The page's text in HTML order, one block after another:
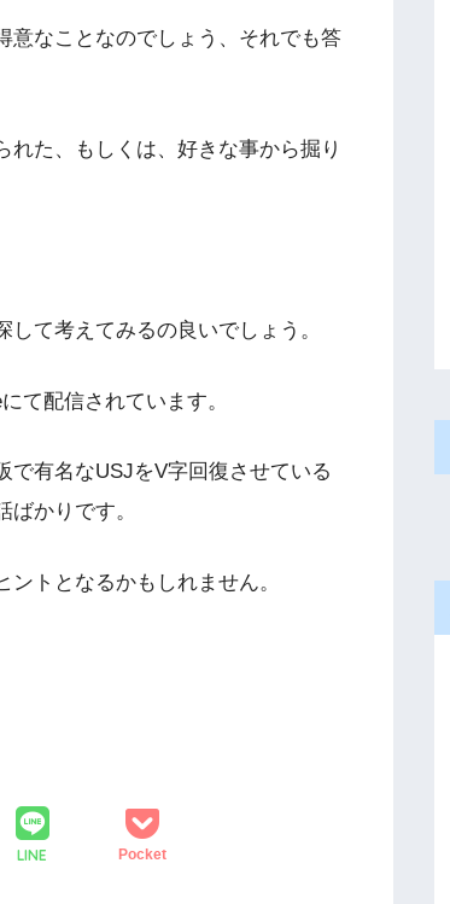
意なことなのでしょう、それでも答
れた、もしくは、好きな事から掘り
て考えてみるの良いでしょう。
て配信されています。
有名なUSJをV字回復させている
かりです。
トとなるかもしれません。
LINE Pocket